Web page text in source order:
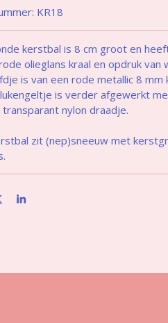
KR18
kerstbal is 8 cm groot en
olieglans kraal en opdruk
is van een rode metallic 8 mm
is verder afgewerkt
transparant nylon draadje.
zit (nep)sneeuw met
S